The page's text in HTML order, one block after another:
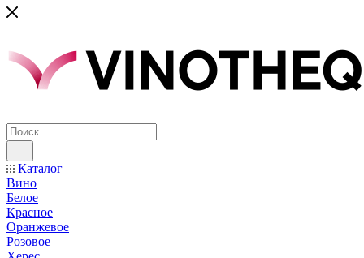
Каталог
Вино
Белое
Красное
Оранжевое
Розовое